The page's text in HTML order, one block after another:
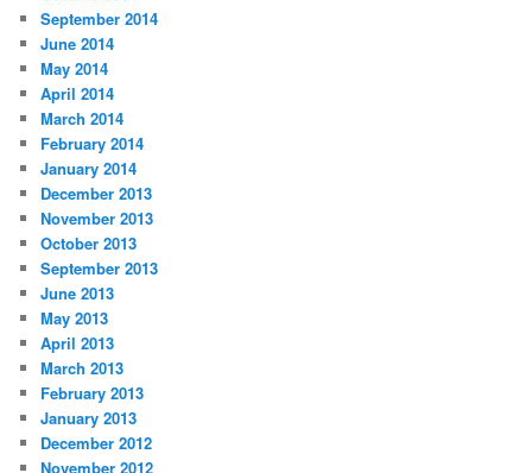
September 2014
June 2014
May 2014
April 2014
March 2014
February 2014
January 2014
December 2013
November 2013
October 2013
September 2013
June 2013
May 2013
April 2013
March 2013
February 2013
January 2013
December 2012
November 2012